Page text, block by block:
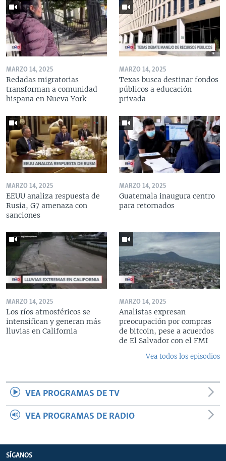
MARZO 14, 2025
Redadas migratorias
transforman a comunidad
hispana en Nueva York
MARZO 14, 2025
Texas busca destinar fondos
públicos a educación
privada
MARZO 14, 2025
EEUU analiza respuesta de
Rusia, G7 amenaza con
sanciones
MARZO 14, 2025
Guatemala inaugura centro
para retornados
MARZO 14, 2025
Los ríos atmosféricos se
intensifican y generan más
lluvias en California
MARZO 14, 2025
Analistas expresan
preocupación por compras
de bitcoin, pese a acuerdos
de El Salvador con el FMI
Vea todos los episodios
VEA PROGRAMAS DE TV
VEA PROGRAMAS DE RADIO
SÍGANOS